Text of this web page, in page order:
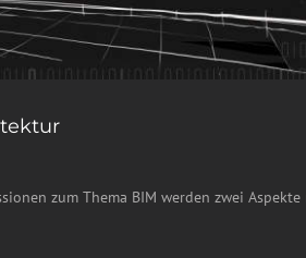
zum Thema BIM werden zwei